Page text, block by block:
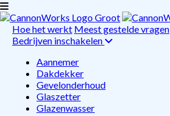
Hoe het werkt Meest gestelde vragen
Bedrijven inschakelen
Aannemer
Dakdekker
Gevelonderhoud
Glaszetter
Glazenwasser